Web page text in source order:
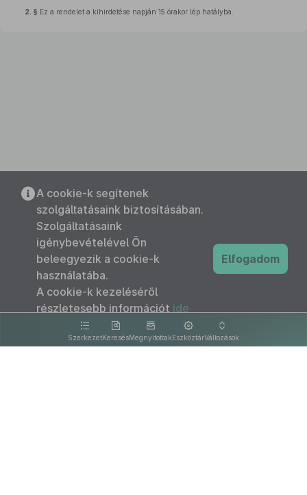
2. § Ez a rendelet a kihirdetése napján 15 órakor lép hatályba.
SzerkezetKeresésMegnyitottakEszköztárVáltozások
A cookie-k segítenek
szolgáltatásaink biztosításában.
Szolgáltatásaink
igénybevételével Ön
beleegyezik a cookie-k
használatába.
A cookie-k kezeléséről
részletesebb információt ide
kattintva olvashat.
Elfogadom